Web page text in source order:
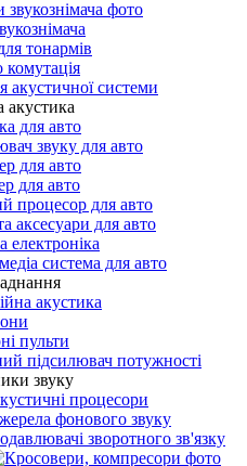
тонармів
комутація
акустичної системи
акустика
для авто
звуку для авто
для авто
для авто
процесор для авто
аксесуари для авто
електроніка
система для авто
акустика
пульти
підсилювач потужності
звуку
процесори
фонового звуку
зворотного зв'язку